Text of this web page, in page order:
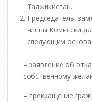
Таджикистан.
Председатель,
члены Комиссии
следующим
– заявление об
собственному
– прекращение